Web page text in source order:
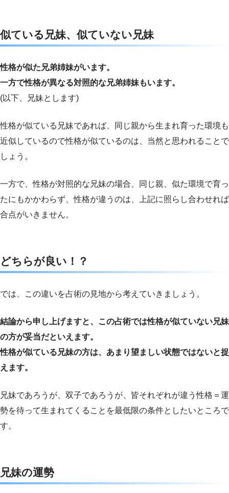
似ている兄妹、似ていない兄妹
性格が似た兄弟姉妹がいます。
一方で性格が異なる対照的な兄弟姉妹もいます。
(以下、兄妹とします)
性格が似ている兄妹であれば、同じ親から生まれ育った環境も
近似しているので性格が似ているのは、当然と思われることで
しょう。
一方で、性格が対照的な兄妹の場合、同じ親、似た環境で育っ
たにもかかわらず、性格が違うのは、上記に照らし合わせれば
合点がいきません。
どちらが良い！？
では、この違いを占術の見地から考えていきましょう。
結論から申し上げますと、この占術では性格が似ていない兄妹
の方が妥当だといえます。
性格が似ている兄妹の方は、あまり望ましい状態ではないと捉
えます。
兄妹であろうが、双子であろうが、皆それぞれが違う性格＝運
勢を待って生まれてくることを最低限の条件としたいところで
す。
兄妹の運勢